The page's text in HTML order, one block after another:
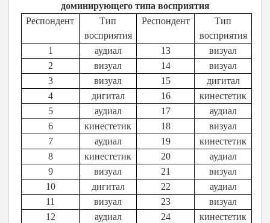
доминирующего типа восприятия
Респондент
Тип
восприятия
Респондент
Тип
восприятия
1
аудиал 13
визуал
2
визуал 14
визуал
3
визуал 15
дигитал
4
дигитал 16
кинестетик
5
аудиал 17
аудиал
6
кинестетик 18
визуал
7
аудиал 19
кинестетик
8
кинестетик 20
аудиал
9
визуал 21
визуал
10
дигитал 22
аудиал
11
визуал 23
визуал
12
аудиал 24
кинестетик